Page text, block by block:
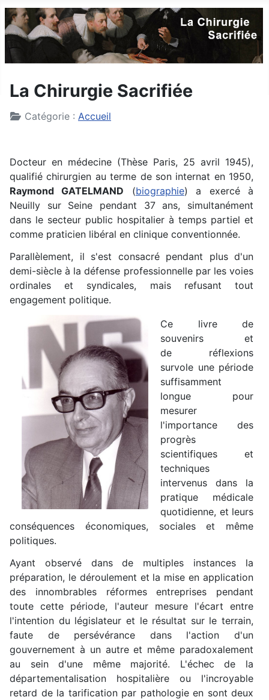
La Chirurgie Sacrifiée
DétailsCatégorie : Accueil
Docteur en médecine (Thèse Paris, 25 avril 1945),
qualifié chirurgien au terme de son internat en 1950,
Raymond GATELMAND (biographie) a exercé à
Neuilly sur Seine pendant 37 ans, simultanément
dans le secteur public hospitalier à temps partiel et
comme praticien libéral en clinique conventionnée.
Parallèlement, il s'est consacré pendant plus d'un
demi-siècle à la défense professionnelle par les voies
ordinales et syndicales, mais refusant tout
engagement politique.
Ce livre de
souvenirs et
de réflexions
survole une période
suffisamment
longue pour
mesurer
l'importance des
progrès
scientifiques et
techniques
intervenus dans la
pratique médicale
quotidienne, et leurs
conséquences économiques, sociales et même
politiques.
Ayant observé dans de multiples instances la
préparation, le déroulement et la mise en application
des innombrables réformes entreprises pendant
toute cette période, l'auteur mesure l'écart entre
l'intention du législateur et le résultat sur le terrain,
faute de persévérance dans l'action d'un
gouvernement à un autre et même paradoxalement
au sein d'une même majorité. L'échec de la
départementalisation hospitalière ou l'incroyable
retard de la tarification par pathologie en sont deux